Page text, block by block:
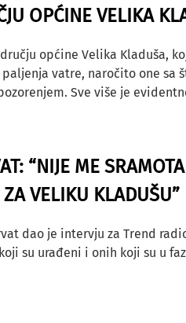
OPĆINE VELIKA
općine Velika Kladuša,
vatre, naročito one sa
Sve više je
“NIJE ME
VELIKU KLADUŠU”
dao je intervju za Trend
su urađeni i onih koji su u